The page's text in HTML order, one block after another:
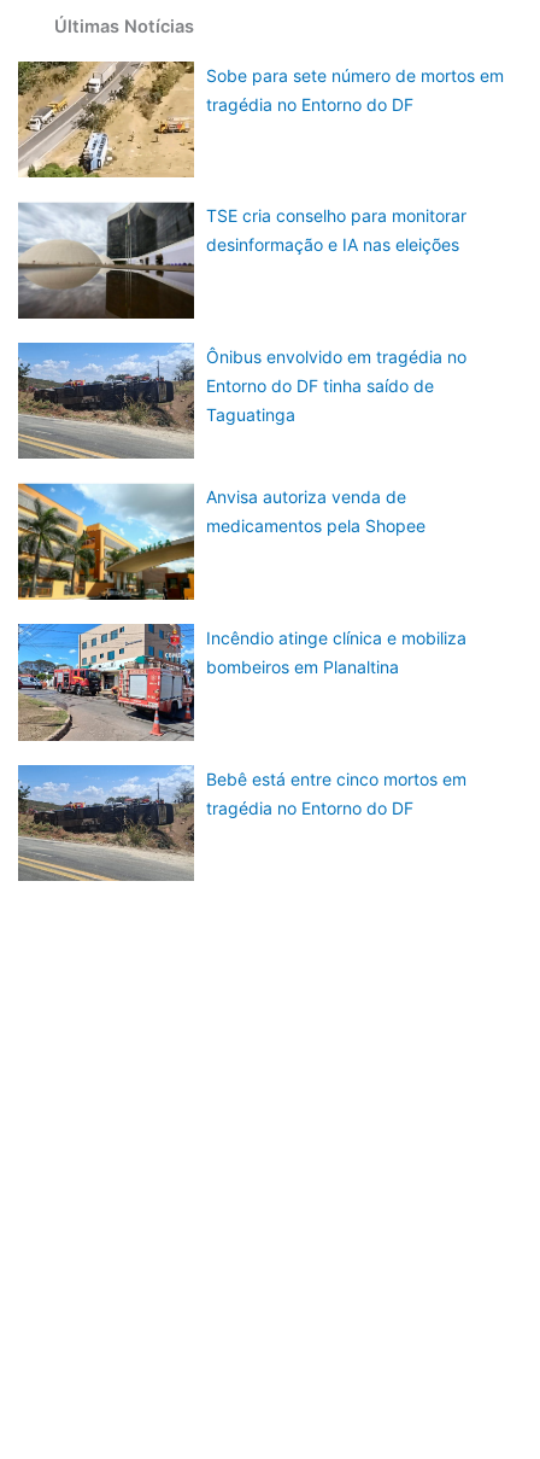
Últimas Notícias
Sobe para sete número de mortos em
tragédia no Entorno do DF
TSE cria conselho para monitorar
desinformação e IA nas eleições
Ônibus envolvido em tragédia no
Entorno do DF tinha saído de
Taguatinga
Anvisa autoriza venda de
medicamentos pela Shopee
Incêndio atinge clínica e mobiliza
bombeiros em Planaltina
Bebê está entre cinco mortos em
tragédia no Entorno do DF